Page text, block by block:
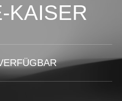
KAISER